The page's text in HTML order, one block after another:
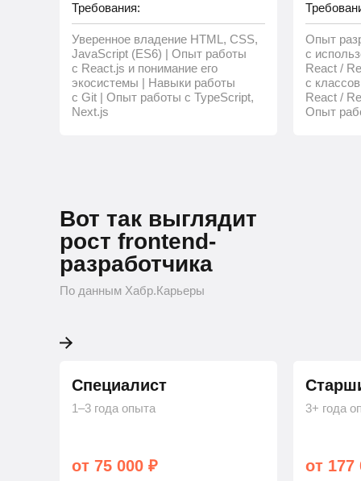
Требования:
Уверенное владение HTML, CSS,
JavaScript (ES6) | Опыт работы
с React.js и понимание его
экосистемы | Навыки работы
с Git | Опыт работы с TypeScript,
Next.js
Опыт
с
React /
с
React /
Опыт
Вот так выглядит
рост frontend-
разработчика
По данным Хабр.Карьеры
Специалист
1–3 года опыта
от 75 000 ₽
3+ года
от 177